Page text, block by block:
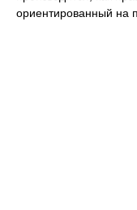
ориентированный на